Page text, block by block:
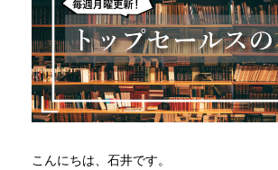
こんにちは、石井です。